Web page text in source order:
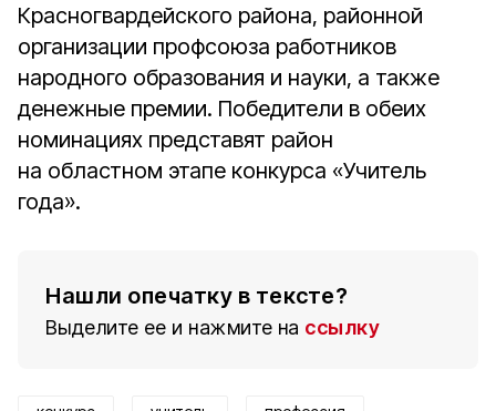
Красногвардейского района, районной
организации профсоюза работников
народного образования и науки, а также
денежные премии. Победители в обеих
номинациях представят район
на областном этапе конкурса «Учитель
года».
Нашли опечатку в тексте?
Выделите ее и нажмите на ссылку